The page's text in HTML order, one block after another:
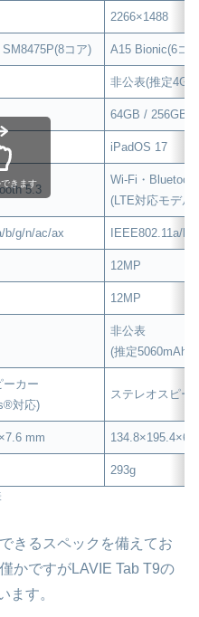
2266×1488
コア) A15 Bionic(6コ
非公表(推定
64GB / 256GB
iPadOS 17
5.3
Wi-Fi・
(LTE対応モデル
b/g/n/ac/ax IEEE802.11a/b/
12MP
12MP
非公表
(推定5060mAh)
ーカー
対応)
ステレオスピー
mm
293g
きます
きるスペックを備えてお
かですがLAVIE Tab T9の
ます。